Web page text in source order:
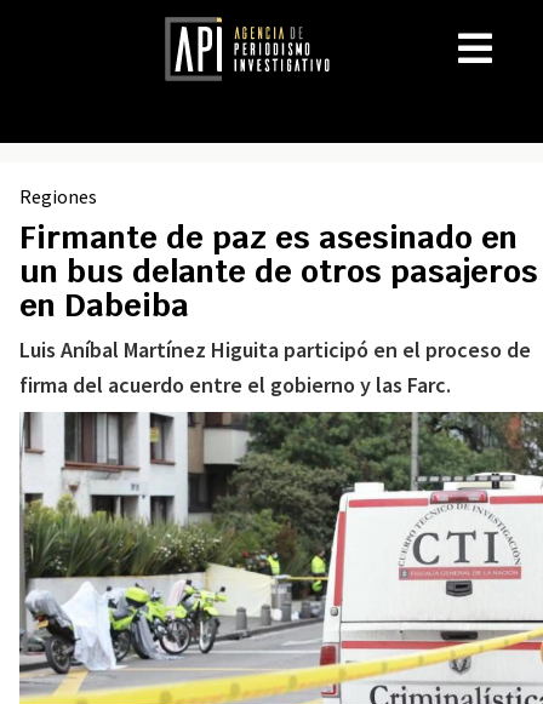
Regiones
Firmante de paz es asesinado en
un bus delante de otros pasajeros
en Dabeiba
Luis Aníbal Martínez Higuita participó en el proceso de
firma del acuerdo entre el gobierno y las Farc.